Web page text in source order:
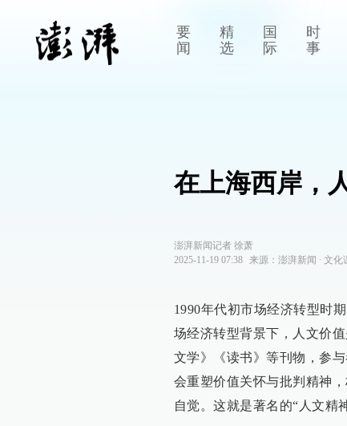
要
闻
精
选
国
际
时
事
在上海西岸，
澎湃新闻记者 徐萧
2025-11-19 07:38
来源： 澎湃新闻 ∙ 文化
1990年代初市场经济转型时
场经济转型背景下，人文价
文学》《读书》等刊物，参
会重塑价值关怀与批判精神
自觉。这就是著名的“人文精